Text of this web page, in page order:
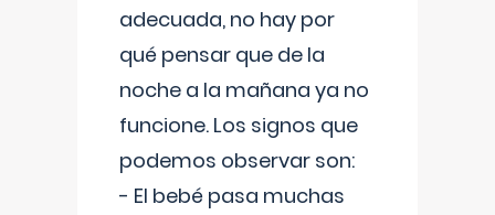
adecuada, no hay por
qué pensar que de la
noche a la mañana ya no
funcione. Los signos que
podemos observar son:
- El bebé pasa muchas